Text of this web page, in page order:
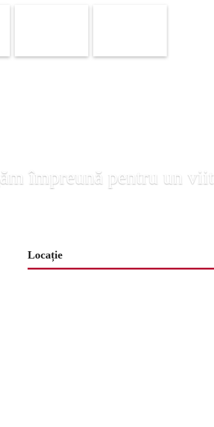
împreună pentru un
Locație